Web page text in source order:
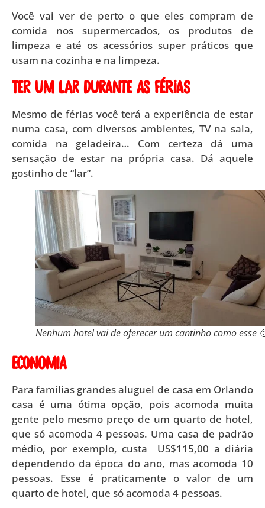
Você vai ver de perto o que eles compram de
comida nos supermercados, os produtos de
limpeza e até os acessórios super práticos que
usam na cozinha e na limpeza.
Ter um lar durante as férias
Mesmo de férias você terá a experiência de estar
numa casa, com diversos ambientes, TV na sala,
comida na geladeira… Com certeza dá uma
sensação de estar na própria casa. Dá aquele
gostinho de “lar”.
Nenhum hotel vai de oferecer um cantinho como esse
Economia
Para famílias grandes aluguel de casa em Orlando
casa é uma ótima opção, pois acomoda muita
gente pelo mesmo preço de um quarto de hotel,
que só acomoda 4 pessoas. Uma casa de padrão
médio, por exemplo, custa US$115,00 a diária
dependendo da época do ano, mas acomoda 10
pessoas.
Esse é praticamente o valor de um
quarto de hotel, que só acomoda 4 pessoas.